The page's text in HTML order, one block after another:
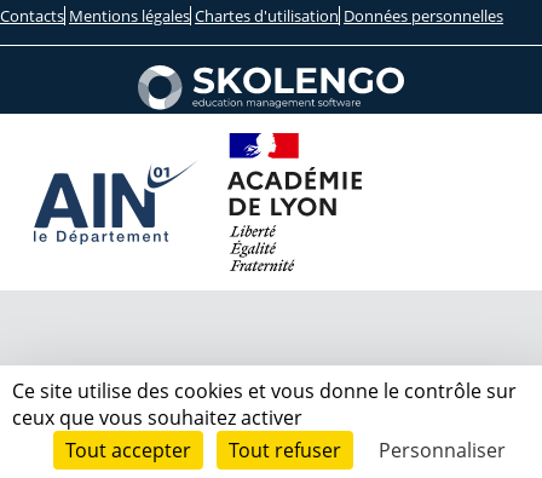
Contacts Mentions légales Chartes d'utilisation Données personnelles
Ce site utilise des cookies et vous donne le contrôle sur
ceux que vous souhaitez activer
Tout accepter
Tout refuser Personnaliser